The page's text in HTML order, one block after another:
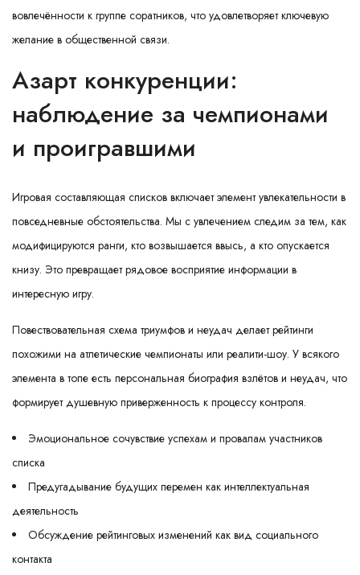
вовлечённости к группе соратников, что удовлетворяет ключевую
желание в общественной связи.
Азарт конкуренции:
наблюдение за чемпионами
и проигравшими
Игровая составляющая списков включает элемент увлекательности в
повседневные обстоятельства. Мы с увлечением следим за тем, как
модифицируются ранги, кто возвышается ввысь, а кто опускается
книзу. Это превращает рядовое восприятие информации в
интересную игру.
Повествовательная схема триумфов и неудач делает рейтинги
похожими на атлетические чемпионаты или реалити-шоу. У всякого
элемента в топе есть персональная биография взлётов и неудач, что
формирует душевную приверженность к процессу контроля.
Эмоциональное сочувствие успехам и провалам участников
списка
Предугадывание будущих перемен как интеллектуальная
деятельность
Обсуждение рейтинговых изменений как вид социального
контакта